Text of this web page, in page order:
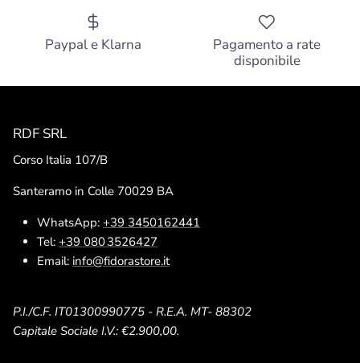
Paypal e Klarna
Pagamento a rate
disponibile
RDF SRL
Corso Italia 107/B
Santeramo in Colle 70029 BA
WhatsApp: +39 3450162441
Tel: +39 080 3526427
Email: info@fidorastore.it
P.I./C.F. IT01300990775 - R.E.A. MT- 88302
Capitale Sociale I.V.: €2.900,00.